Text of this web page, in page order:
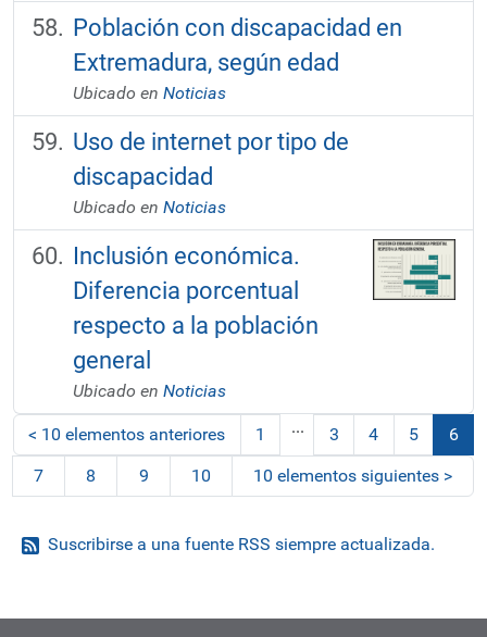
Población con discapacidad en
Extremadura, según edad
Ubicado en Noticias
Uso de internet por tipo de
discapacidad
Ubicado en Noticias
Inclusión económica.
Diferencia porcentual
respecto a la población
general
Ubicado en Noticias
< 10 elementos anteriores 1 ... 3 4 5
6
7 8 9 10 10 elementos siguientes >
Suscribirse a una fuente RSS siempre actualizada.